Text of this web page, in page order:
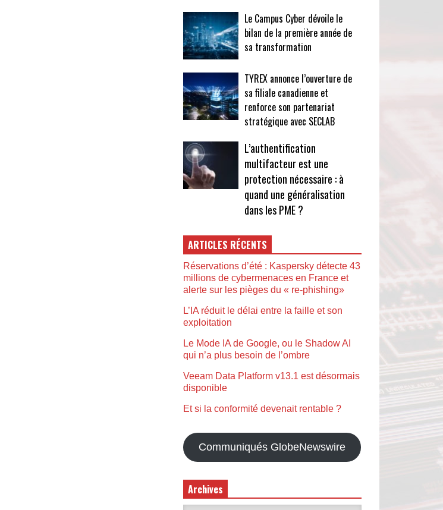
Le Campus Cyber dévoile le
bilan de la première année de
sa transformation
TYREX annonce l’ouverture de
sa filiale canadienne et
renforce son partenariat
stratégique avec SECLAB
L’authentification
multifacteur est une
protection nécessaire : à
quand une généralisation
dans les PME ?
ARTICLES RÉCENTS
Réservations d’été : Kaspersky détecte 43
millions de cybermenaces en France et
alerte sur les pièges du « re-phishing»
L’IA réduit le délai entre la faille et son
exploitation
Le Mode IA de Google, ou le Shadow AI
qui n’a plus besoin de l’ombre
Veeam Data Platform v13.1 est désormais
disponible
Et si la conformité devenait rentable ?
Communiqués GlobeNewswire
Archives